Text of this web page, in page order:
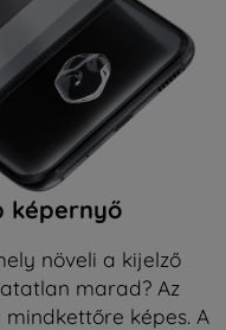
képernyő
növeli a kijelző
marad? Az
képes. A